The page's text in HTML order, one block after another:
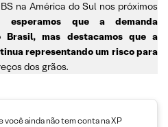
na América do Sul nos próximos
esperamos que a demanda
mas destacamos que a
representando um risco para
dos grãos.
você ainda não tem conta na XP